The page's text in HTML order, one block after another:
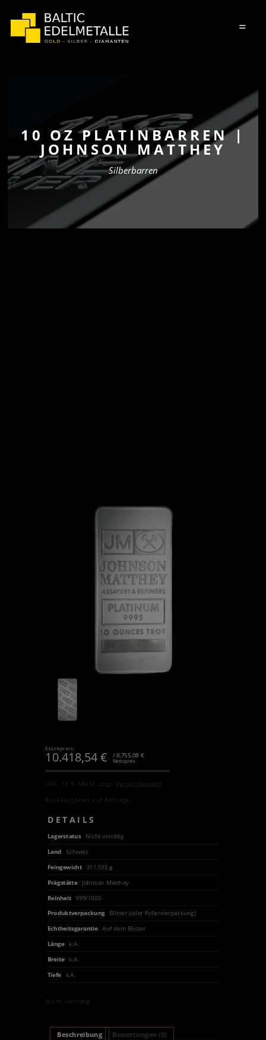
=
10 OZ PLATINBARREN |
JOHNSON MATTHEY
Silberbarren
Stückpreis:
10.418,54€ / 8,755,08 €
Nettopreis
inkl. 19 % MwSt. zzgl.Versandkosten
Rückkaufpreis auf Anfrage.
DETAILS
Lagerstatus
Nicht vorrätig
Land
Schweiz
Feingewicht
311,035 g
Prägstätte
Johnson Matthey
Reinheit 999/1000
Produktverpackung
Blister (oder Folienverpackung)
Echtheitsgarantie Auf dem Blister
Länge
k.A.
Breite
k.A.
Tiefe k.A.
Nicht vorrätig
Beschreibung Bewertungen (0)